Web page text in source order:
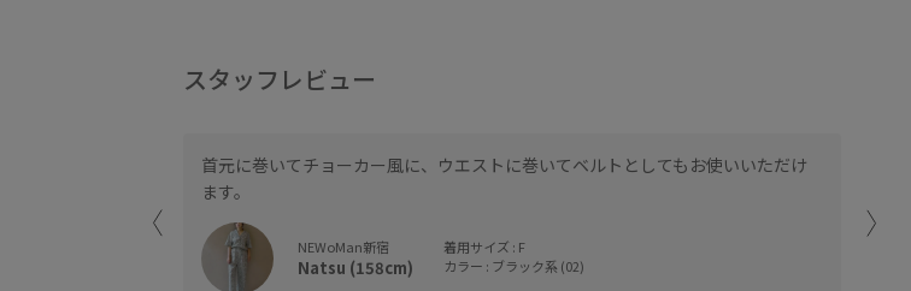
スタッフレビュー
首元に巻いてチョーカー風に、ウエストに巻いてベルトとしてもお使いいただけ
ます。
NEWoMan新宿
Natsu (158cm)
着用サイズ : F
カラー : ブラック系 (02)
リバ